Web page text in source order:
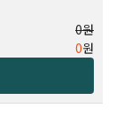
0원
0원